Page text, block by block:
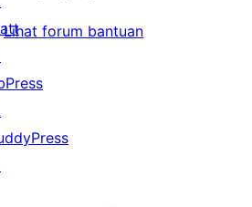
Lihat forum bantuan